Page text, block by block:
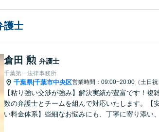
護士
倉田 勲 弁護士
千葉第一法律事務所
千葉県|千葉市中央区営業時間：09:00~20:00（土日祝
【粘り強い交渉が強み】解決実績が豊富です！複
数の弁護士とチームを組んで対応いたします。【
い料金体系】些細なお悩みにも、丁寧に寄り添い